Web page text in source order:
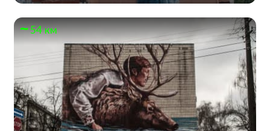
54 км